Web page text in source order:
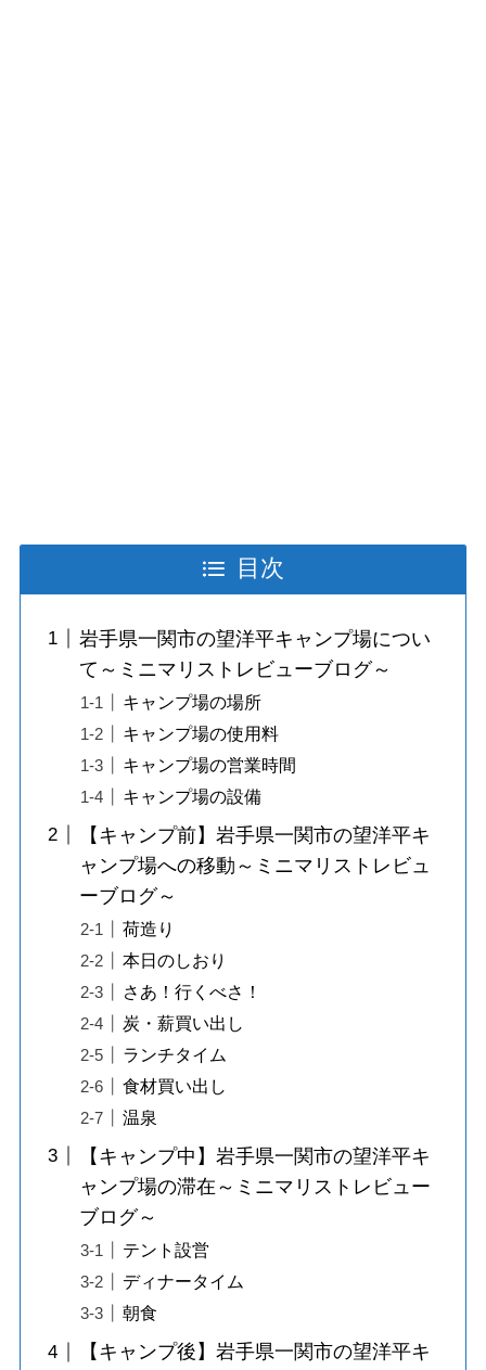
目次
岩手県一関市の望洋平キャンプ場につい
て～ミニマリストレビューブログ～
キャンプ場の場所
キャンプ場の使用料
キャンプ場の営業時間
キャンプ場の設備
【キャンプ前】岩手県一関市の望洋平キ
ャンプ場への移動～ミニマリストレビュ
ーブログ～
荷造り
本日のしおり
さあ！行くべさ！
炭・薪買い出し
ランチタイム
食材買い出し
温泉
【キャンプ中】岩手県一関市の望洋平キ
ャンプ場の滞在～ミニマリストレビュー
ブログ～
テント設営
ディナータイム
朝食
【キャンプ後】岩手県一関市の望洋平キ